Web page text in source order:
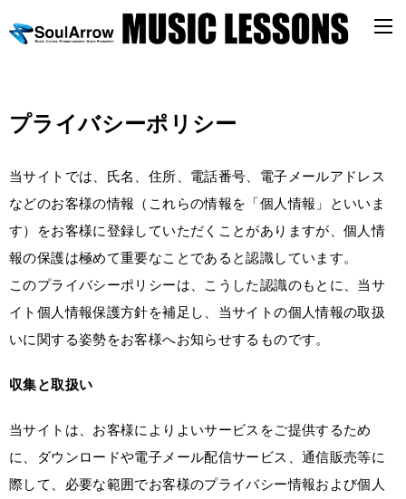
プライバシーポリシー
当サイトでは、氏名、住所、電話番号、電子メールアドレス
などのお客様の情報（これらの情報を「個人情報」といいま
す）をお客様に登録していただくことがありますが、個人情
報の保護は極めて重要なことであると認識しています。
このプライバシーポリシーは、こうした認識のもとに、当サ
イト個人情報保護方針を補足し、当サイトの個人情報の取扱
いに関する姿勢をお客様へお知らせするものです。
収集と取扱い
当サイトは、お客様によりよいサービスをご提供するため
に、ダウンロードや電子メール配信サービス、通信販売等に
際して、必要な範囲でお客様のプライバシー情報および個人